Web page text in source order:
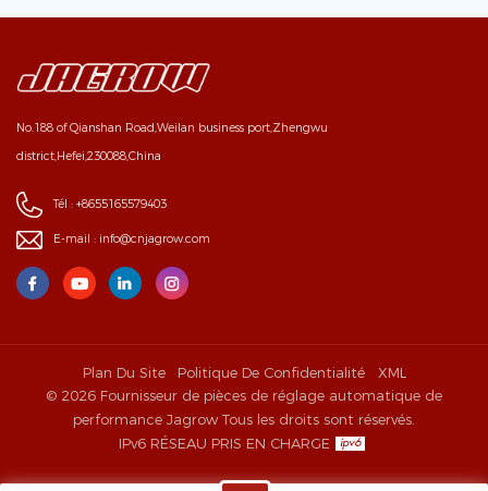
No.188 of Qianshan Road,Weilan business port,Zhengwu
district,Hefei,230088,China
Tél : +8655165579403
E-mail : info@cnjagrow.com
Plan Du Site Politique De Confidentialité
XML
© 2026 Fournisseur de pièces de réglage automatique de
performance Jagrow Tous les droits sont réservés.
IPv6 RÉSEAU PRIS EN CHARGE